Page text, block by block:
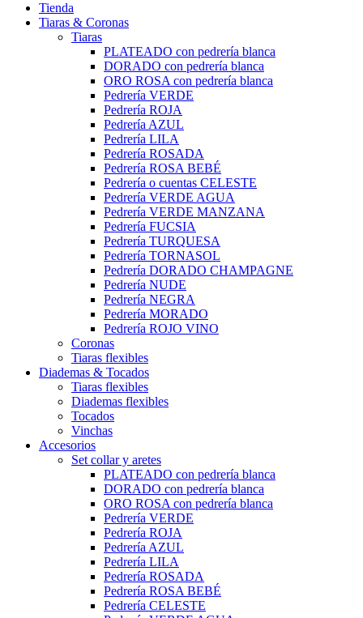
Tienda
Tiaras & Coronas
Tiaras
PLATEADO con pedrería blanca
DORADO con pedrería blanca
ORO ROSA con pedrería blanca
Pedrería VERDE
Pedrería ROJA
Pedrería AZUL
Pedrería LILA
Pedrería ROSADA
Pedrería ROSA BEBÉ
Pedrería o cuentas CELESTE
Pedrería VERDE AGUA
Pedrería VERDE MANZANA
Pedrería FUCSIA
Pedrería TURQUESA
Pedrería TORNASOL
Pedrería DORADO CHAMPAGNE
Pedrería NUDE
Pedrería NEGRA
Pedrería MORADO
Pedrería ROJO VINO
Coronas
Tiaras flexibles
Diademas & Tocados
Tiaras flexibles
Diademas flexibles
Tocados
Vinchas
Accesorios
Set collar y aretes
PLATEADO con pedrería blanca
DORADO con pedrería blanca
ORO ROSA con pedrería blanca
Pedrería VERDE
Pedrería ROJA
Pedrería AZUL
Pedrería LILA
Pedrería ROSADA
Pedrería ROSA BEBÉ
Pedrería CELESTE